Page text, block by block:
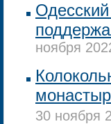
ноября
30 ноября